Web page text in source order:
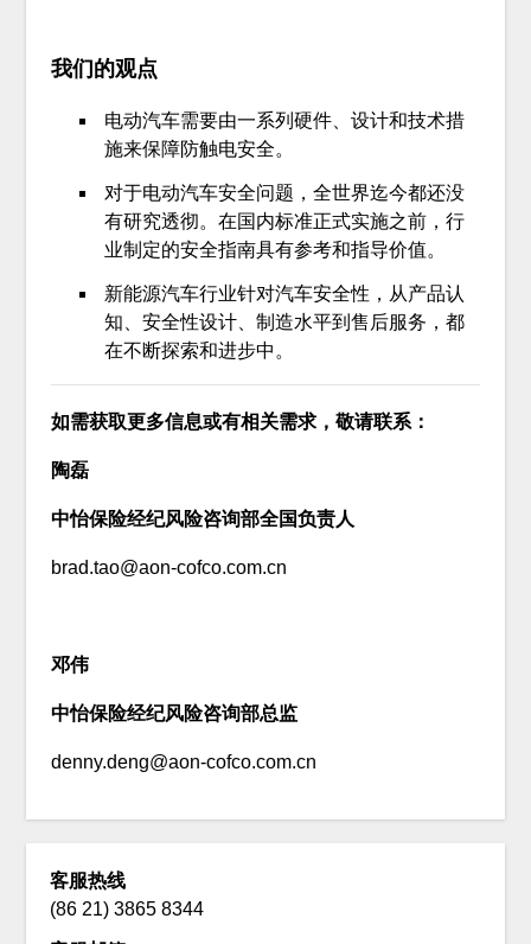
我们的观点
电动汽车需要由一系列硬件、设计和技术措
施来保障防触电安全。
对于电动汽车安全问题，全世界迄今都还没
有研究透彻。在国内标准正式实施之前，行
业制定的安全指南具有参考和指导价值。
新能源汽车行业针对汽车安全性，从产品认
知、安全性设计、制造水平到售后服务，都
在不断探索和进步中。
如需获取更多信息或有相关需求，敬请联系：
陶磊
中怡保险经纪风险咨询部全国负责人
brad.tao@aon-cofco.com.cn
邓伟
中怡保险经纪风险咨询部总监
denny.deng@aon-cofco.com.cn
客服热线
(86 21) 3865 8344